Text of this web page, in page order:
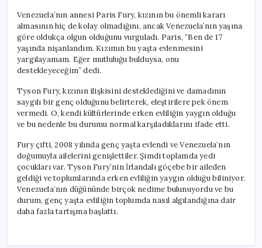
Venezuela’nın annesi Paris Fury, kızının bu önemli kararı
almasının hiç de kolay olmadığını, ancak Venezuela’nın yaşına
göre oldukça olgun olduğunu vurguladı. Paris, “Ben de 17
yaşında nişanlandım. Kızımın bu yaşta evlenmesini
yargılayamam. Eğer mutluluğu bulduysa, onu
destekleyeceğim” dedi.
Tyson Fury, kızının ilişkisini desteklediğini ve damadının
saygılı bir genç olduğunu belirterek, eleştirilere pek önem
vermedi. O, kendi kültürlerinde erken evliliğin yaygın olduğu
ve bu nedenle bu durumu normal karşıladıklarını ifade etti.
Fury çifti, 2008 yılında genç yaşta evlendi ve Venezuela’nın
doğumuyla ailelerini genişlettiler. Şimdi toplamda yedi
çocukları var. Tyson Fury’nin İrlandalı göçebe bir aileden
geldiği ve toplumlarında erken evliliğin yaygın olduğu biliniyor.
Venezuela’nın düğününde birçok nedime bulunuyordu ve bu
durum, genç yaşta evliliğin toplumda nasıl algılandığına dair
daha fazla tartışma başlattı.